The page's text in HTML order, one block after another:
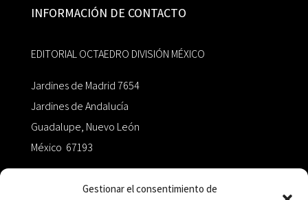
Gestionar el consentimiento de
INFORMACIÓN DE CONTACTO
EDITORIAL OCTAEDRO DIVISIÓN MÉXICO
Jardines de Madrid 7654
Jardines de Andalucía
Guadalupe, Nuevo León
México 67193